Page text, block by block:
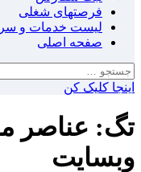
فرصتهای شغلی
لیست خدمات و
صفحه اصلی
جستجو
برای:
اینجا کلیک کن
تگ: عناصر
وبسایت